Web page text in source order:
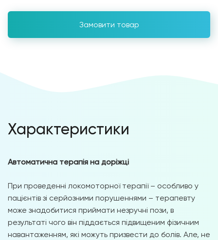
Замовити товар
Характеристики
Автоматична терапія на доріжці
При проведенні локомоторної терапії – особливо у
пацієнтів зі серйозними порушеннями – терапевту
може знадобитися приймати незручні пози, в
результаті чого він піддається підвищеним фізичним
навантаженням, які можуть призвести до болів. Але, не